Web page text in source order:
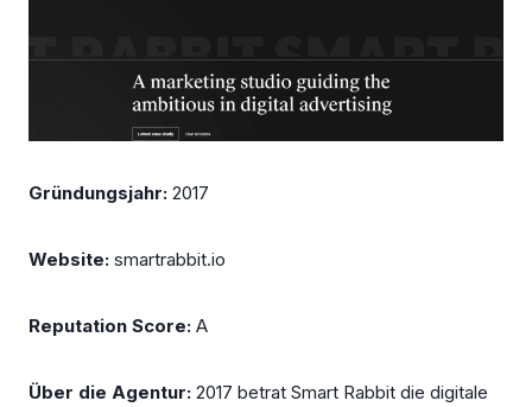
Gründungsjahr: 2017
Website: smartrabbit.io
Reputation Score: A
Über die Agentur: 2017 betrat Smart Rabbit die digitale